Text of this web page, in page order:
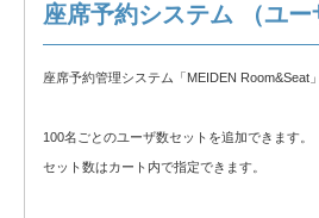
※以下の製品情報もご覧ください。
会議室・座席予約システム「MEIDEN
座席予約管理システム「MEIDEN Room&Seat」
100名ごとのユーザ数セットを追加できます。
セット数はカート内で指定できます。